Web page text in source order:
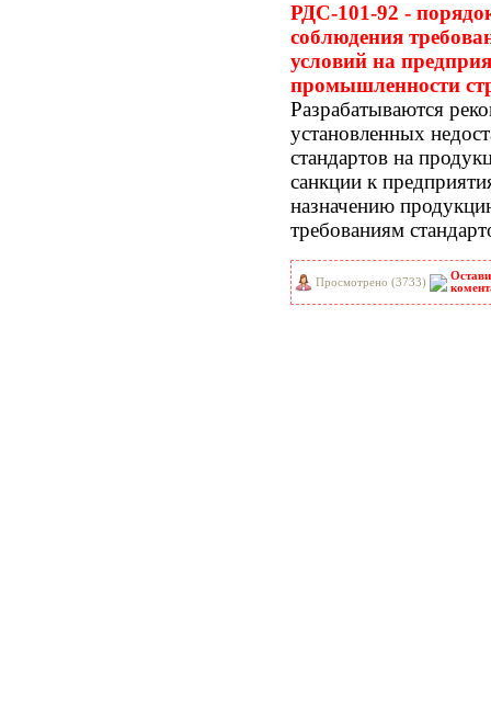
РДС-101-92 -
соблюдения
условий на
промышленности
Разрабатываются
установленных
стандартов на
санкции к
назначению
требованиям
Просмотрено (3733)